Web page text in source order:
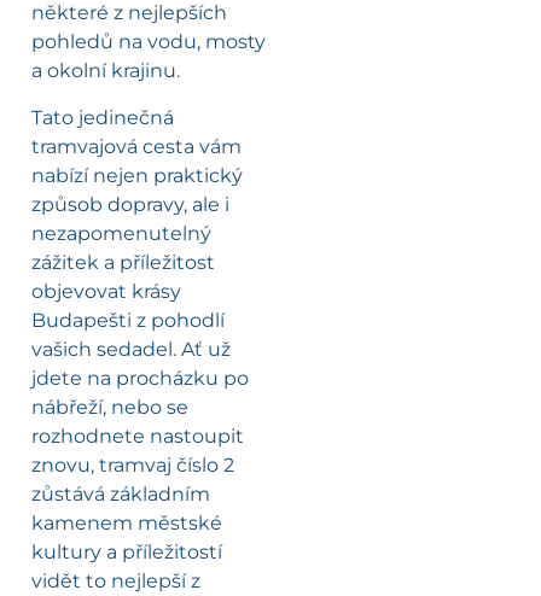
některé z nejlepších
pohledů na vodu, mosty
a okolní krajinu.
Tato jedinečná
tramvajová cesta vám
nabízí nejen praktický
způsob dopravy, ale i
nezapomenutelný
zážitek a příležitost
objevovat krásy
Budapešti z pohodlí
vašich sedadel. Ať už
jdete na procházku po
nábřeží, nebo se
rozhodnete nastoupit
znovu, tramvaj číslo 2
zůstává základním
kamenem městské
kultury a příležitostí
vidět to nejlepší z